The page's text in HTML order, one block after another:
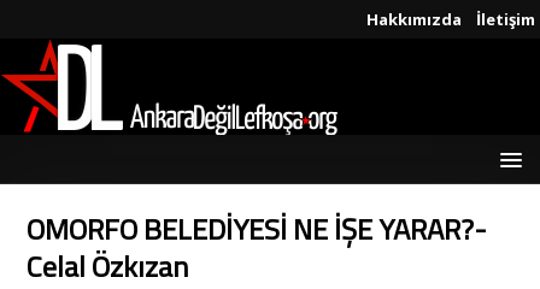
Hakkımızda İletişim
OMORFO BELEDİYESİ NE İŞE YARAR?-
Celal Özkızan